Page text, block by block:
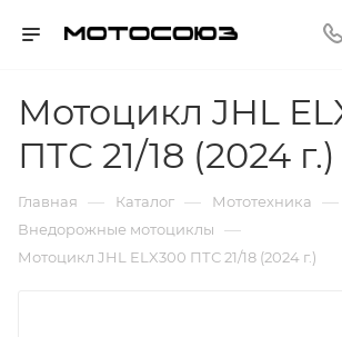
Мотоцикл JHL
ПТС 21/18 (2024 г.)
Главная — Каталог — Мототехника —
Внедорожные мотоциклы —
Мотоцикл JHL ELX300 ПТС 21/18 (2024 г.)